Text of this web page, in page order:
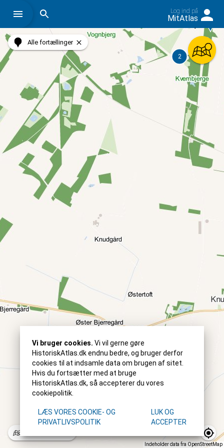
Søg på historiskatlas.dk Log ind på
MitAtlas
Alle fortællinger
Indeholder data fra OpenStreetMap
Vi bruger cookies. Vi vil gerne gøre
HistoriskAtlas.dk endnu bedre, og bruger derfor
cookies til at indsamle data om brugen af sitet.
Hvis du fortsætter med at bruge
HistoriskAtlas.dk, så accepterer du vores
cookiepolitik.
LÆS VORES COOKIE- OG
PRIVATLIVSPOLITIK
LUK OG
ACCEPTER